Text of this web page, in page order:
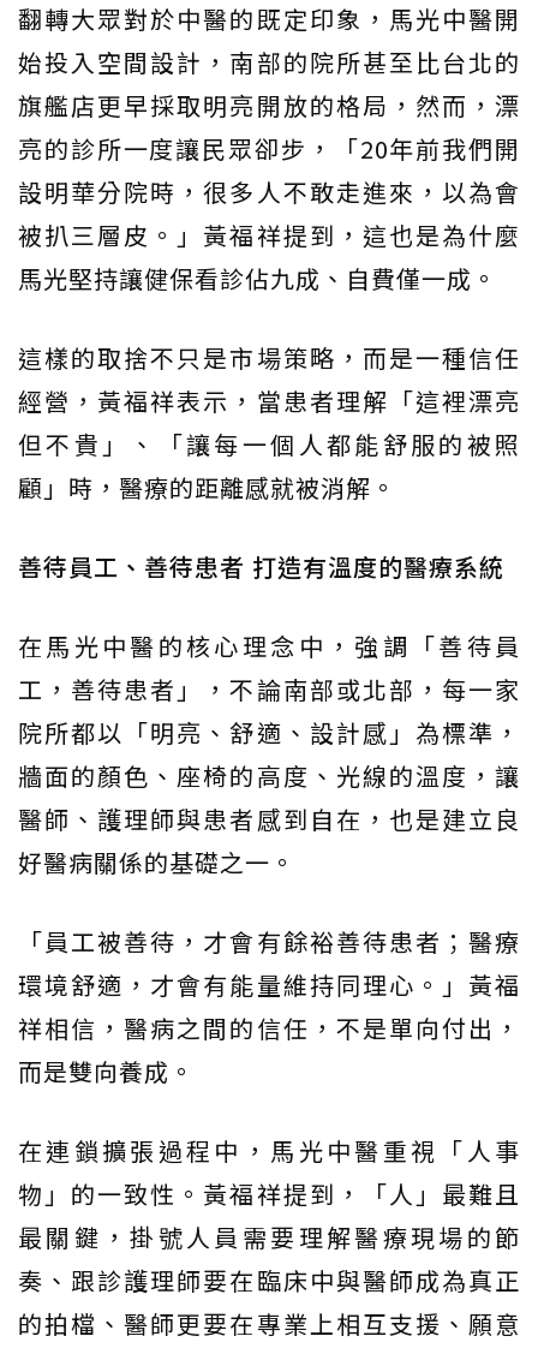
翻轉大眾對於中醫的既定印象，馬光中醫開
始投入空間設計，南部的院所甚至比台北的
旗艦店更早採取明亮開放的格局，然而，漂
亮的診所一度讓民眾卻步，「20年前我們開
設明華分院時，很多人不敢走進來，以為會
被扒三層皮。」黃福祥提到，這也是為什麼
馬光堅持讓健保看診佔九成、自費僅一成。
這樣的取捨不只是市場策略，而是一種信任
經營，黃福祥表示，當患者理解「這裡漂亮
但不貴」、「讓每一個人都能舒服的被照
顧」時，醫療的距離感就被消解。
善待員工、善待患者 打造有溫度的醫療系統
在馬光中醫的核心理念中，強調「善待員
工，善待患者」，不論南部或北部，每一家
院所都以「明亮、舒適、設計感」為標準，
牆面的顏色、座椅的高度、光線的溫度，讓
醫師、護理師與患者感到自在，也是建立良
好醫病關係的基礎之一。
「員工被善待，才會有餘裕善待患者；醫療
環境舒適，才會有能量維持同理心。」黃福
祥相信，醫病之間的信任，不是單向付出，
而是雙向養成。
在連鎖擴張過程中，馬光中醫重視「人事
物」的一致性。黃福祥提到，「人」最難且
最關鍵，掛號人員需要理解醫療現場的節
奏、跟診護理師要在臨床中與醫師成為真正
的拍檔、醫師更要在專業上相互支援、願意